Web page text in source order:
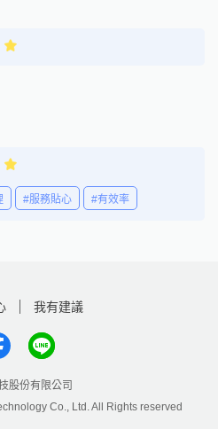
#服務貼心 #有效率
我有建議
股份有限公司
Co., Ltd. All Rights reserved